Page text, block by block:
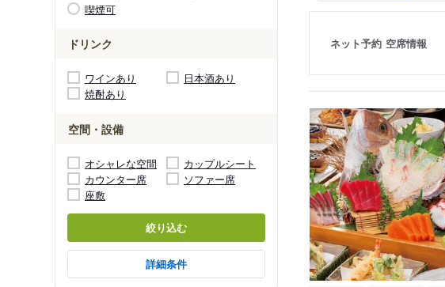
喫煙可
ドリンク
ワインあり
日本酒あり
焼酎あり
空間・設備
オシャレな空間
カップルシート
カウンター席
ソファー席
座敷
絞り込む
詳細条件
ネット予約 空席情報